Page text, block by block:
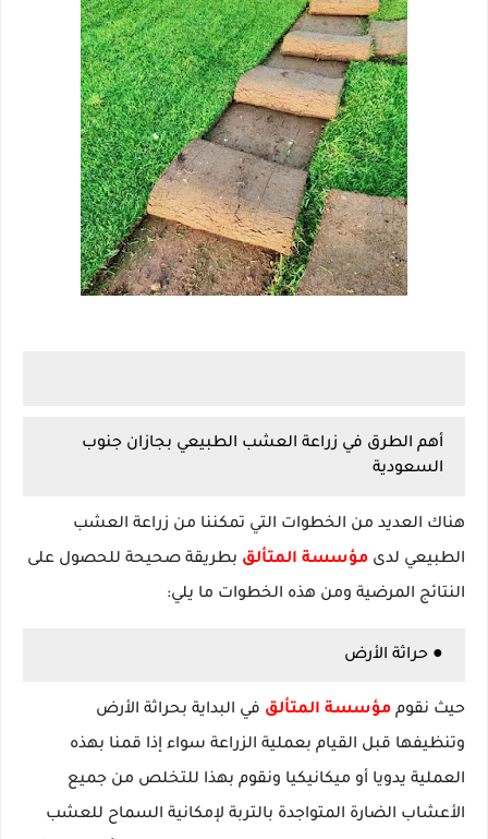
أهم الطرق في زراعة العشب الطبيعي بجازان جنوب
السعودية
هناك العديد من الخطوات التي تمكننا من زراعة العشب
الطبيعي لدى مؤسسة المتألق بطريقة صحيحة للحصول على
النتائج المرضية ومن هذه الخطوات ما يلي:
● حراثة الأرض
حيث نقوم مؤسسة المتألق في البداية بحراثة الأرض
وتنظيفها قبل القيام بعملية الزراعة سواء إذا قمنا بهذه
العملية يدويا أو ميكانيكيا ونقوم بهذا للتخلص من جميع
الأعشاب الضارة المتواجدة بالتربة لإمكانية السماح للعشب